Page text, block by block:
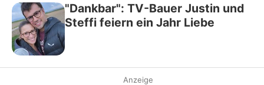
"Dankbar": TV-Bauer Justin und
Steffi feiern ein Jahr Liebe
Anzeige